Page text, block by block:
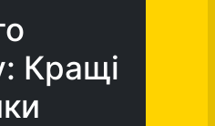
Кращі